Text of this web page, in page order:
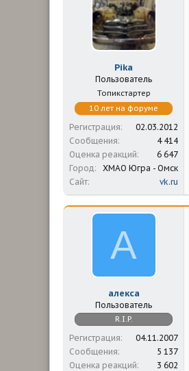
а
л
а
Pika
Пользователь
Топикстартер
10 лет на форуме
Регистрация
02.03.2012
Сообщения
4 414
Оценка реакций
6 647
Город
ХМАО Югра - Омск
Сайт
vk.ru
А
алекса
Пользователь
R.I.P.
Регистрация
04.11.2007
Сообщения
5 137
Оценка реакций
3 602